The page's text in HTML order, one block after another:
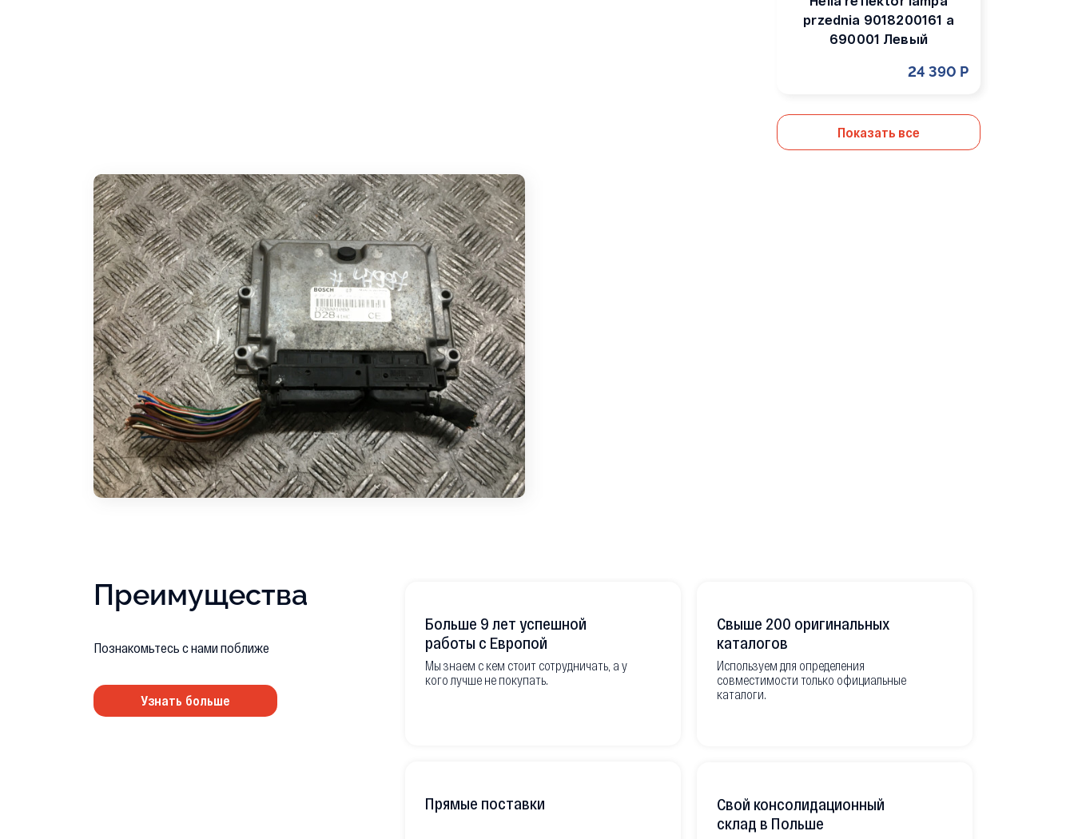
przednia 9018200161 a
690001 Левый
24 390 Р
Показать все
Преимущества
Познакомьтесь с нами поближе
Узнать больше
Больше 9 лет успешной
работы с Европой
Мы знаем с кем стоит сотрудничать, а у
кого лучше не покупать.
Прямые поставки
Свыше 200 оригинальных
каталогов
Используем для определения
совместимости только официальные
каталоги.
Свой консолидационный
склад в Польше